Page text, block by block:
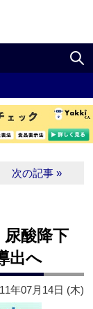
次の記事 »
尿酸降下
出へ
年07月14日 (木)